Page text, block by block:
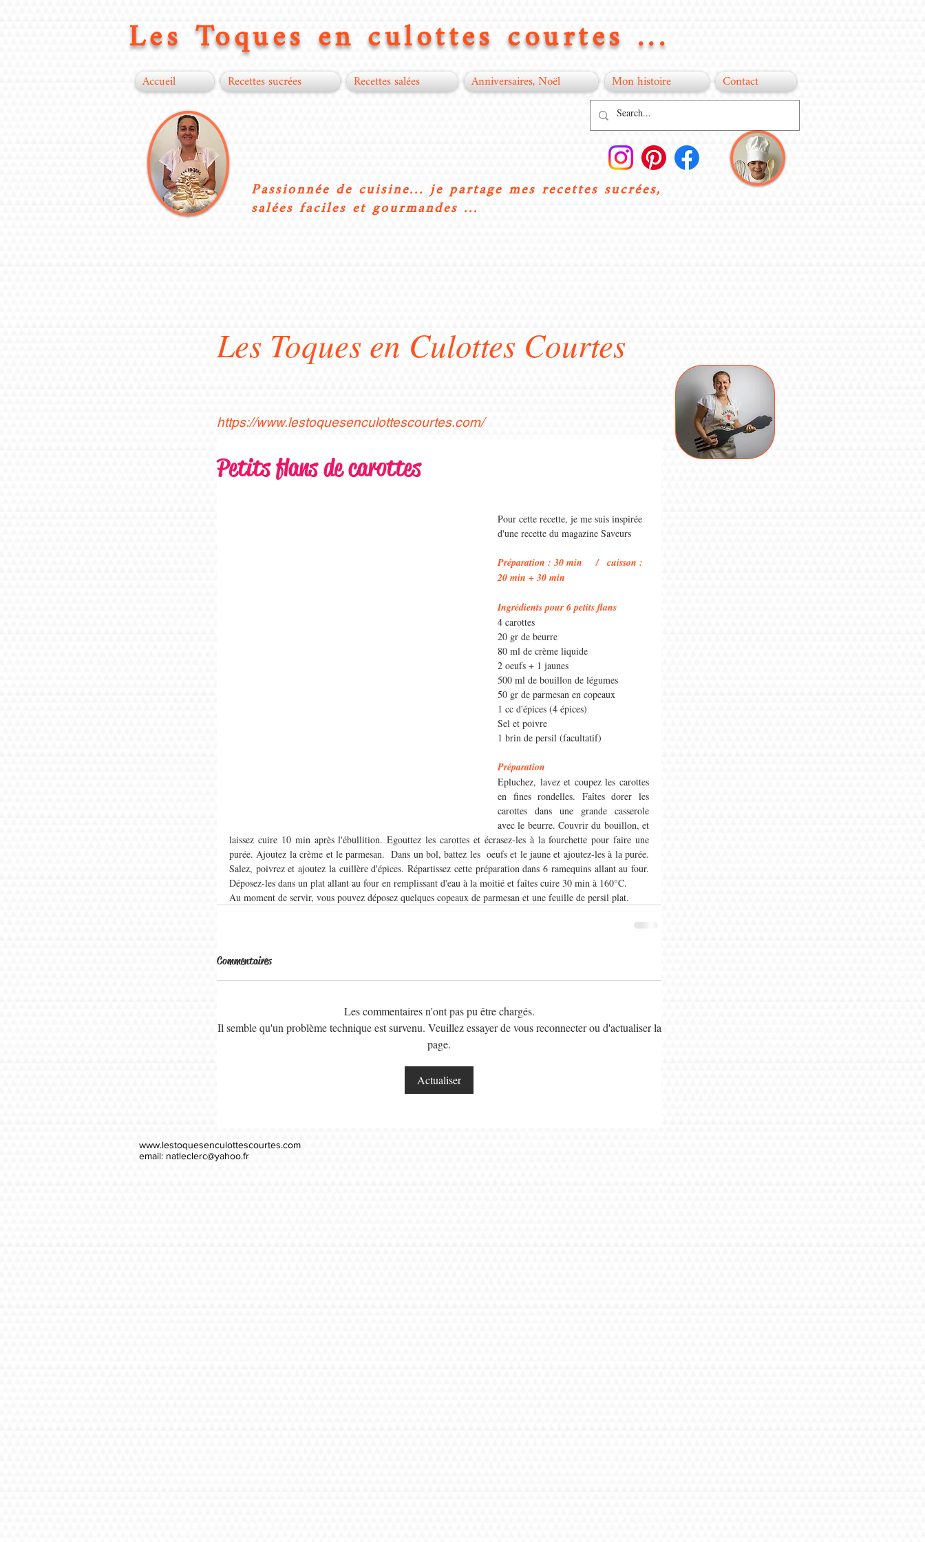
Les Toques en culottes courtes ...
Accueil Recettes sucrées Recettes salées Anniversaires, Noël Mon histoire Contact
Passionnée de cuisine... je partage mes recettes sucrées,
salées faciles et gourmandes ...
Petits flans de carottes
Pour cette recette, je me suis inspirée
d'une recette du magazine Saveurs
Préparation : 30 min     /   cuisson :
20 min + 30 min
Ingrédients pour 6 petits flans
4 carottes
20 gr de beurre
80 ml de crème liquide
2 oeufs + 1 jaunes
500 ml de bouillon de légumes
50 gr de parmesan en copeaux
1 cc d'épices (4 épices)
Sel et poivre
1 brin de persil (facultatif)
Préparation
Epluchez, lavez et coupez les carottes
en fines rondelles. Faîtes dorer les
carottes dans une grande casserole
avec le beurre. Couvrir du bouillon, et
laissez cuire 10 min après l'ébullition. Egouttez les carottes et écrasez-les à la fourchette pour faire une
purée. Ajoutez la crème et le parmesan.  Dans un bol, battez les  oeufs et le jaune et ajoutez-les à la purée.
Salez, poivrez et ajoutez la cuillère d'épices. Répartissez cette préparation dans 6 ramequins allant au four.
Déposez-les dans un plat allant au four en remplissant d'eau à la moitié et faîtes cuire 30 min à 160°C.
Au moment de servir, vous pouvez déposez quelques copeaux de parmesan et une feuille de persil plat.
Commentaires
Les commentaires n'ont pas pu être chargés.
Il semble qu'un problème technique est survenu. Veuillez essayer de vous reconnecter ou d'actualiser la
page.
Actualiser
Les Toques en Culottes Courtes
https://www.lestoquesenculottescourtes.com/
www.lestoquesenculottescourtes.com
email: natleclerc@yahoo.fr